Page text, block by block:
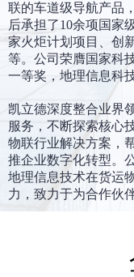
联的车道级导航产品
后承担了10余项国家
家火炬计划项目、创
等。公司荣膺国家科
一等奖，地理信息科
凯立德深度整合业界
服务，不断探索核心
物联行业解决方案，
推企业数字化转型。
地理信息技术在货运
力，致力于为合作伙